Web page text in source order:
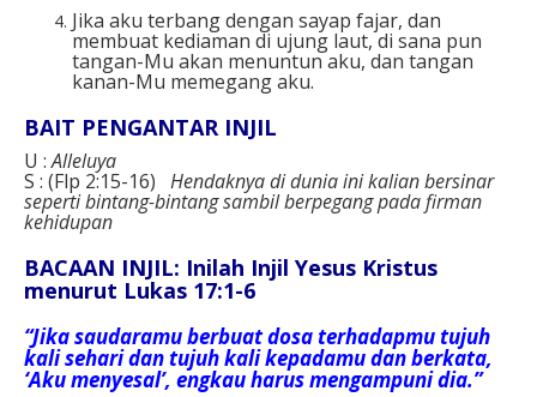
Jika aku terbang dengan sayap fajar, dan
membuat kediaman di ujung laut, di sana pun
tangan-Mu akan menuntun aku, dan tangan
kanan-Mu memegang aku.
BAIT PENGANTAR INJIL
U :Alleluya
S : (Flp 2:15-16) Hendaknya di dunia ini kalian bersinar
seperti bintang-bintang sambil berpegang pada firman
kehidupan
BACAAN INJIL: Inilah Injil Yesus Kristus
menurut Lukas 17:1-6
“Jika saudaramu berbuat dosa terhadapmu tujuh
kali sehari dan tujuh kali kepadamu dan berkata,
‘Aku menyesal’, engkau harus mengampuni dia.”